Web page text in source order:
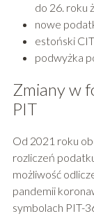
do 26. roku
nowe
estoński
podwyżka
Zmiany w
PIT
Od 2021 roku
rozliczeń
możliwość
pandemii
symbolach PIT-